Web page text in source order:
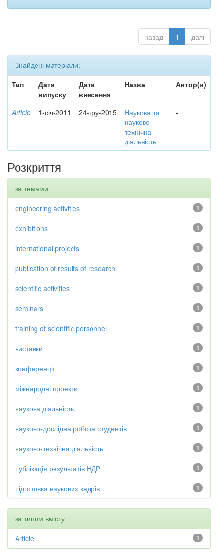
назад 1 далі
Знайдені матеріали:
Тип
Дата
випуску
Дата
внесення
Назва Автор(и)
Article 1-січ-2011 24-гру-2015
Наукова та
науково-
технічна
діяльність
-
Розкриття
за темами
1
engineering activities
1
exhibitions
1
international projects
1
publication of results of research
1
scientific activities
1
seminars
1
training of scientific personnel
1
виставки
1
конференції
1
міжнародні проекти
1
наукова діяльність
1
науково-дослідна робота студентів
1
науково-технічна діяльність
1
публікація результатів НДР
1
підготовка наукових кадрів
за типом вмісту
1
Article